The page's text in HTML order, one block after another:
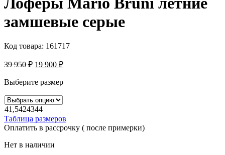
замшевые серые
Код товара: 161717
39 950₽ 19 900 ₽
Выберите размер
41,5424344
Таблица размеров
Оплатить в рассрочку ( после примерки)
Нет в наличии